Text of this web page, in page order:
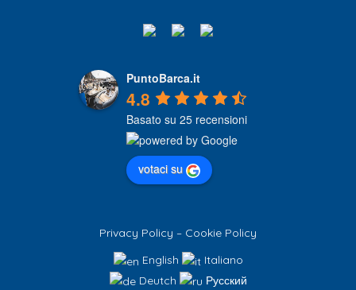
PuntoBarca.it
4.8
Basato su 25 recensioni
votaci su
Privacy Policy – Cookie Policy
English
Italiano
Deutch
Русский